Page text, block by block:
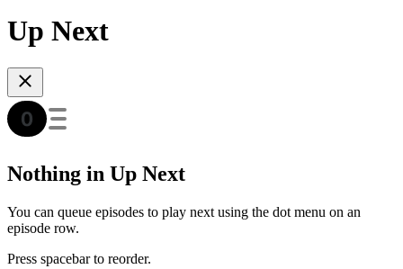
Up Next
Nothing in Up Next
You can queue episodes to play next using the dot menu on an
episode row.
Press spacebar to reorder.